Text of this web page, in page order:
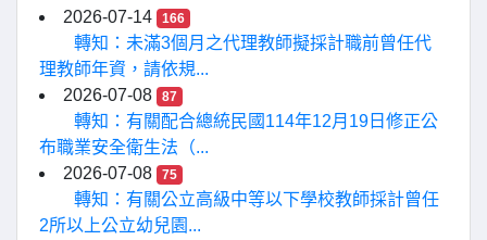
2026-07-14 166
轉知：未滿3個月之代理教師擬採計職前曾任代
理教師年資，請依規...
2026-07-08
87
轉知：有關配合總統民國114年12月19日修正公
布職業安全衛生法（...
2026-07-08
75
轉知：有關公立高級中等以下學校教師採計曾任
2所以上公立幼兒園...